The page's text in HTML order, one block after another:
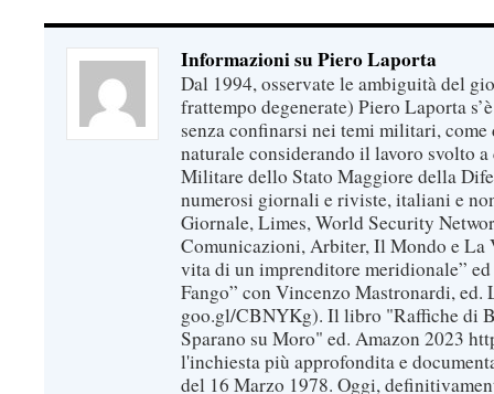
Informazioni su Piero Laporta
Dal 1994, osservate le ambiguità del
frattempo degenerate) Piero Laporta
senza confinarsi nei temi militari, come
naturale considerando il lavoro svolto
Militare dello Stato Maggiore della
numerosi giornali e riviste, italiani e
Giornale, Limes, World Security
Comunicazioni, Arbiter, Il Mondo e La
vita di un imprenditore meridionale”
Fango” con Vincenzo Mastronardi,
goo.gl/CBNYKg). Il libro "Raffiche di
Sparano su Moro" ed. Amazon 2023
l'inchiesta più approfondita e
del 16 Marzo 1978. Oggi,